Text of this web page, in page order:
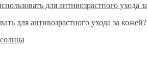
для антивозрастного ухода за кожей?